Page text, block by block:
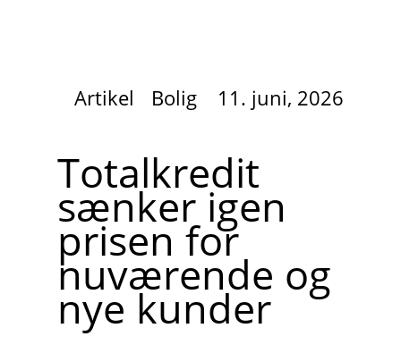
Artikel Bolig 11. juni, 2026
Totalkredit
sænker igen
prisen for
nuværende og
nye kunder